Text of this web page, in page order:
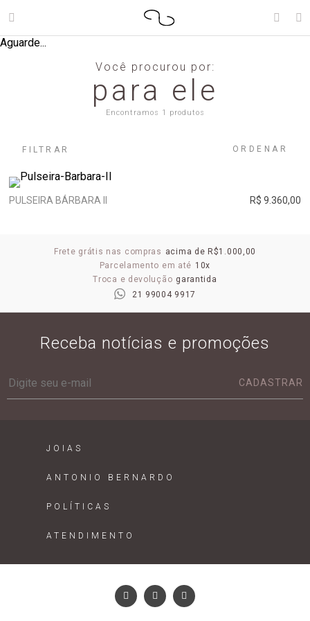
Aguarde...
Você procurou por:
para ele
Encontramos 1 produtos
FILTRAR ORDENAR
PULSEIRA BÁRBARA II R$ 9.360,00
Frete grátis nas compras acima de R$1.000,00
Parcelamento em até 10x
Troca e devolução garantida
21 99004 9917
Receba notícias e promoções
CADASTRAR
JOIAS
ANTONIO BERNARDO
POLÍTICAS
ATENDIMENTO